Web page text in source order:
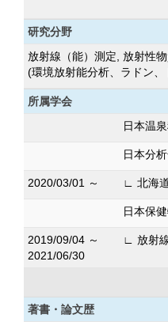
研究分野
放射線（能）測定, 放射性
(環境放射能分析、ラドン
所属学会
日本温
日本分
2020/03/01 ～ ∟ 北海
日本保
2019/09/04 ～
2021/06/30
∟ 放射
著書・論文歴